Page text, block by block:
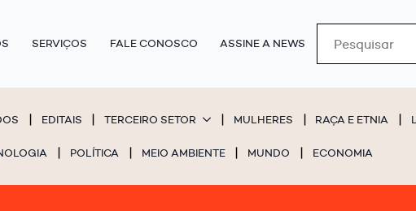
SERVIÇOS FALE CONOSCO ASSINE A NEWS
EDITAIS TERCEIRO SETOR MULHERES RAÇA E ETNIA
POLÍTICA MEIO AMBIENTE MUNDO ECONOMIA